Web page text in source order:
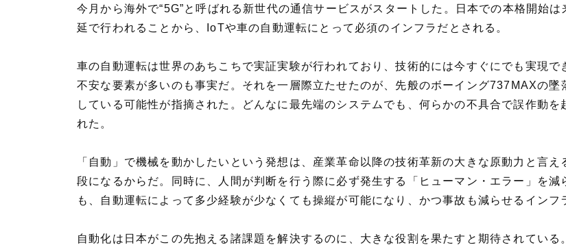
今月から海外で“5G”と呼ばれる新世代の通信サービスがスタートした。日本での本格開始
延で行われることから、IoTや車の自動運転にとって必須のインフラだとされる。
車の自動運転は世界のあちこちで実証実験が行われており、技術的には今すぐにでも実現
不安な要素が多いのも事実だ。それを一層際立たせたのが、先般のボーイング737MAXの
している可能性が指摘された。どんなに最先端のシステムでも、何らかの不具合で誤作動
れた。
「自動」で機械を動かしたいという発想は、産業革命以降の技術革新の大きな原動力と言
段になるからだ。同時に、人間が判断を行う際に必ず発生する「ヒューマン・エラー」を
も、自動運転によって多少経験が少なくても操縦が可能になり、かつ事故も減らせるインフ
自動化は日本がこの先抱える諸課題を解決するのに、大きな役割を果たすと期待されてい